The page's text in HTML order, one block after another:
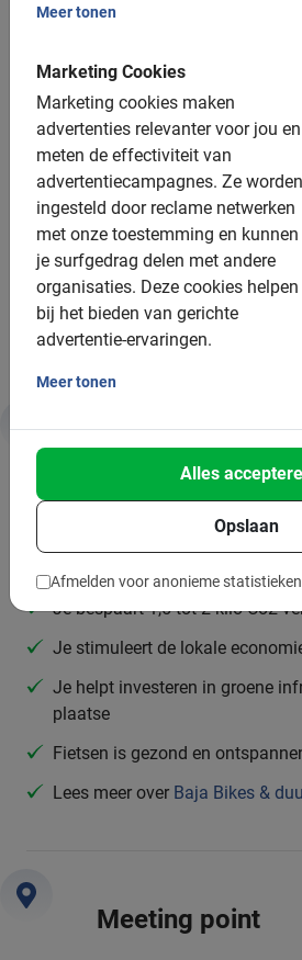
Meer tonen
Marketing Cookies
Marketing cookies maken
advertenties relevanter voor jou en
meten de effectiviteit van
advertentiecampagnes. Ze worden
ingesteld door reclame netwerken
met onze toestemming en kunnen
je surfgedrag delen met andere
organisaties. Deze cookies helpen
bij het bieden van gerichte
advertentie-ervaringen.
Meer tonen
Opslaan
Alles
Afmelden voor anonieme statistieken
het kind (niet voor e-bikes)
Helmen: Beschikbaar
Groepsgrootte:
Boekbaar voor groepen van: 2
Gemiddelde groepsgrootte: 8
Minimum aantal: 2 deelnemers
Per 15 deelnemers wordt een
Bij grotere groepen zetten we
Duurzaamheid &
Daarom is deze tour goed voor jou
Je bespaart 1,5 tot 2 kilo Co2
Je stimuleert de lokale
Je helpt investeren in groene
plaatse
Fietsen is gezond en
Lees meer over Baja Bikes &
Meeting point